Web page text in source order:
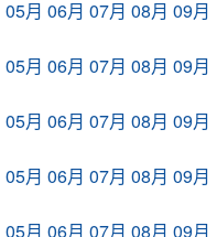
05月 06月 07月 08月 09月
05月 06月 07月 08月 09月
05月 06月 07月 08月 09月
05月 06月 07月 08月 09月
05月 06月 07月 08月 09月